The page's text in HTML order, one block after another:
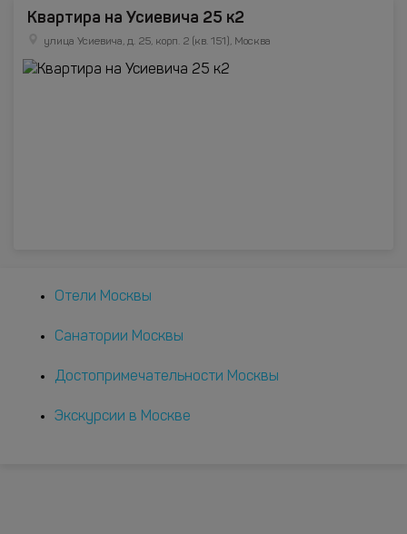
Квартира на Усиевича 25 к2
улица Усиевича, д. 25, корп. 2 (кв. 151), Москва
Отели Москвы
Санатории Москвы
Достопримечательности Москвы
Экскурсии в Москве